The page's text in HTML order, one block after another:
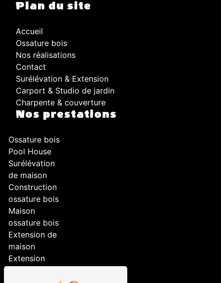
Plan du site
Accueil
Ossature bois
Nos réalisations
Contact
Surélévation & Extension
Carport & Studio de jardin
Charpente & couverture
Nos prestations
Ossature bois
Pool House
Surélévation
de maison
Construction
ossature bois
Maison
ossature bois
Extension de
maison
Extension